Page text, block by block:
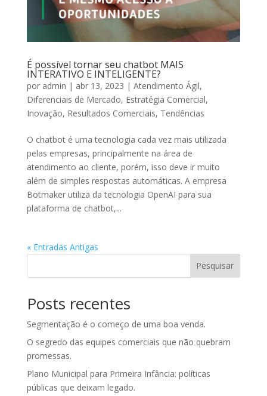
É possível tornar seu chatbot MAIS
INTERATIVO E INTELIGENTE?
por admin | abr 13, 2023 | Atendimento Ágil,
Diferenciais de Mercado, Estratégia Comercial,
Inovação, Resultados Comerciais, Tendências
O chatbot é uma tecnologia cada vez mais utilizada
pelas empresas, principalmente na área de
atendimento ao cliente, porém, isso deve ir muito
além de simples respostas automáticas. A empresa
Botmaker utiliza da tecnologia OpenAI para sua
plataforma de chatbot,...
« Entradas Antigas
Pesquisar
Posts recentes
Segmentação é o começo de uma boa venda.
O segredo das equipes comerciais que não quebram
promessas.
Plano Municipal para Primeira Infância: políticas
públicas que deixam legado.